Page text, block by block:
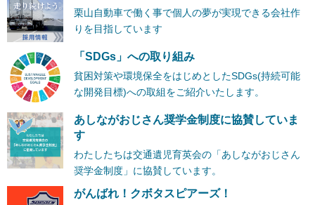
栗山自動車で働く事で個人の夢が実現できる会社作
りを目指しています
「SDGs」への取り組み
貧困対策や環境保全をはじめとしたSDGs(持続可能
な開発目標)への取組をご紹介いたします。
あしながおじさん奨学金制度に協賛していま
す
わたしたちは交通遺児育英会の「あしながおじさん
奨学金制度」に協賛しています。
がんばれ！クボタスピアーズ！